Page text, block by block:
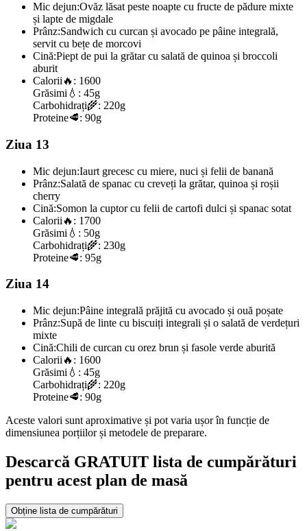
Mic dejun:Ovăz lăsat peste noapte cu fructe de pădure mixte
și lapte de migdale
Prânz:Sandwich cu curcan și avocado pe pâine integrală,
servit cu bețe de morcovi
Cină:Piept de pui la grătar cu salată de quinoa și broccoli
aburit
Calorii 🔥: 1600
Grăsimi 💧: 45g
Carbohidrați🌾: 220g
Proteine🥩: 90g
Ziua 13
Mic dejun:Iaurt grecesc cu miere, nuci și felii de banană
Prânz:Salată de spanac cu creveți la grătar, quinoa și roșii
cherry
Cină:Somon la cuptor cu felii de cartofi dulci și spanac sotat
Calorii 🔥: 1700
Grăsimi 💧: 50g
Carbohidrați🌾: 230g
Proteine🥩: 95g
Ziua 14
Mic dejun:Pâine integrală prăjită cu avocado și ouă poșate
Prânz:Supă de linte cu biscuiți integrali și o salată de verdețuri
mixte
Cină:Chili de curcan cu orez brun și fasole verde aburită
Calorii 🔥: 1600
Grăsimi 💧: 45g
Carbohidrați🌾: 220g
Proteine🥩: 90g
Aceste valori sunt aproximative și pot varia ușor în funcție de
dimensiunea porțiilor și metodele de preparare.
Descarcă GRATUIT lista de cumpărături
pentru acest plan de masă
Obține lista de cumpărături